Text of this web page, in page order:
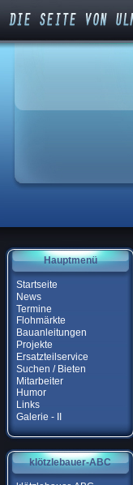
Hauptmenü
Startseite
News
Termine
Flohmärkte
Bauanleitungen
Projekte
Ersatzteilservice
Suchen / Bieten
Mitarbeiter
Humor
Links
Galerie - II
klötzlebauer-ABC